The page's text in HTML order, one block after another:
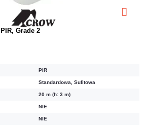
Grade 2
PIR
Standardowa, Sufitowa
20 m (h: 3 m)
NIE
NIE